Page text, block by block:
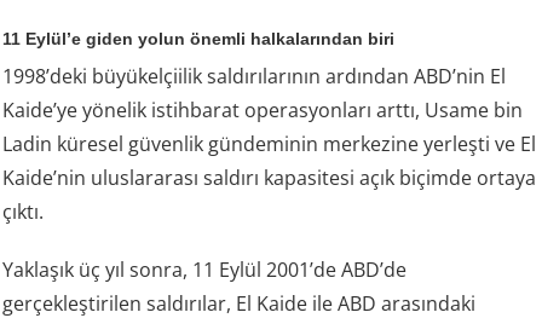
11 Eylül’e giden yolun önemli halkalarından biri
1998’deki büyükelçiilik saldırılarının ardından ABD’nin El
Kaide’ye yönelik istihbarat operasyonları arttı, Usame bin
Ladin küresel güvenlik gündeminin merkezine yerleşti ve El
Kaide’nin uluslararası saldırı kapasitesi açık biçimde ortaya
çıktı.
Yaklaşık üç yıl sonra, 11 Eylül 2001’de ABD’de
gerçekleştirilen saldırılar, El Kaide ile ABD arasındaki